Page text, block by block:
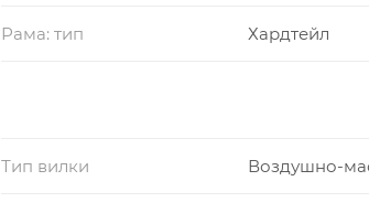
Рама: тип Хардтейл
Тип вилки Воздушно-